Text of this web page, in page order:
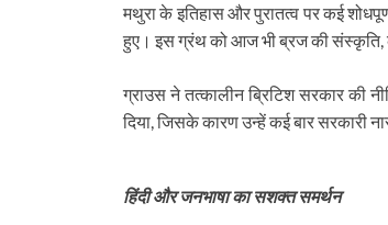
मथुरा के इतिहास और पुरातत्व पर कई
हुए। इस ग्रंथ को आज भी ब्रज की संस्कृति,
ग्राउस ने तत्कालीन ब्रिटिश सरकार की
दिया, जिसके कारण उन्हें कई बार सरकारी
हिंदी और जनभाषा का सशक्त समर्थन